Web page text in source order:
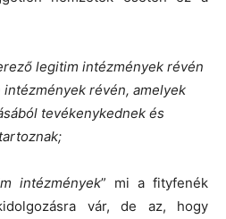
legitim intézmények révén
révén, amelyek
tevékenykednek és
intézmények” mi a fityfenék
vár, de az, hogy